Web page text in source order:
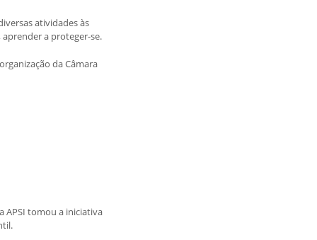
atividades às
a proteger-se.
da Câmara
APSI tomou a iniciativa